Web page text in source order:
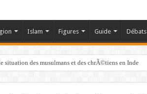
Islam Figures Guide Débats
situation des musulmans et des chrÃ©tiens en Inde